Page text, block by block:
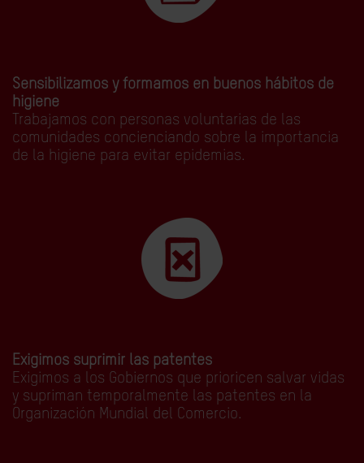
Sensibilizamos y formamos en buenos hábitos de
higiene
Trabajamos con personas voluntarias de las
comunidades concienciando sobre la importancia
de la higiene para evitar epidemias.
Exigimos suprimir las patentes
Exigimos a los Gobiernos que prioricen salvar vidas
y supriman temporalmente las patentes en la
Organización Mundial del Comercio.